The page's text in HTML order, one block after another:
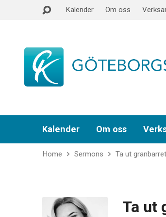
Kalender Om oss
Kalender Om oss
Home Sermons Ta ut
Ta ut